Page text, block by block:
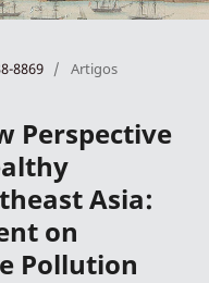
8869 / Artigos
Perspective
Asia:
on
Pollution